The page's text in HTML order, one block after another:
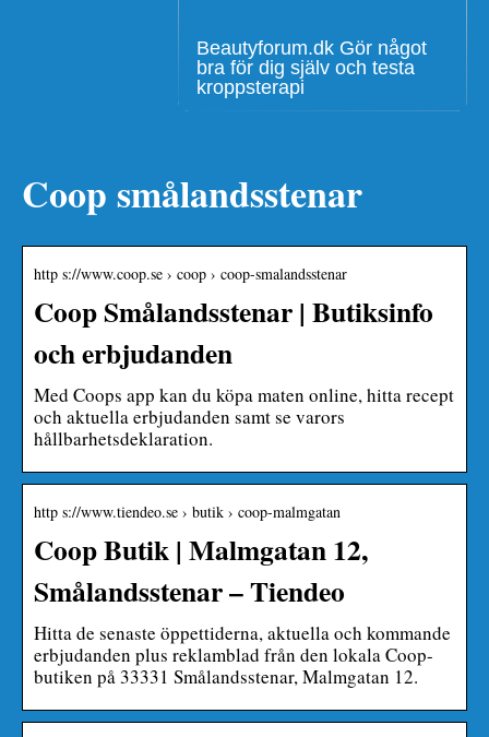
Beautyforum.dk Gör något
bra för dig själv och testa
kroppsterapi
Coop smålandsstenar
http s://www.coop.se › coop › coop-smalandsstenar
Coop Smålandsstenar | Butiksinfo
och erbjudanden
Med Coops app kan du köpa maten online, hitta recept
och aktuella erbjudanden samt se varors
hållbarhetsdeklaration.
http s://www.tiendeo.se › butik › coop-malmgatan
Coop Butik | Malmgatan 12,
Smålandsstenar – Tiendeo
Hitta de senaste öppettiderna, aktuella och kommande
erbjudanden plus reklamblad från den lokala Coop-
butiken på 33331 Smålandsstenar, Malmgatan 12.